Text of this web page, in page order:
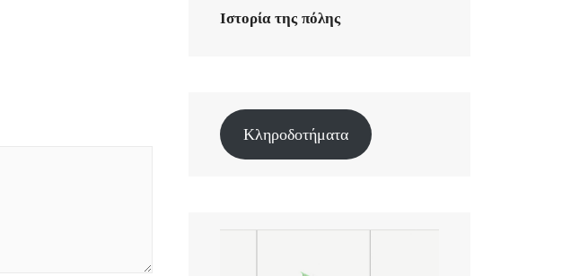
Ιστορία της πόλης
Κληροδοτήματα